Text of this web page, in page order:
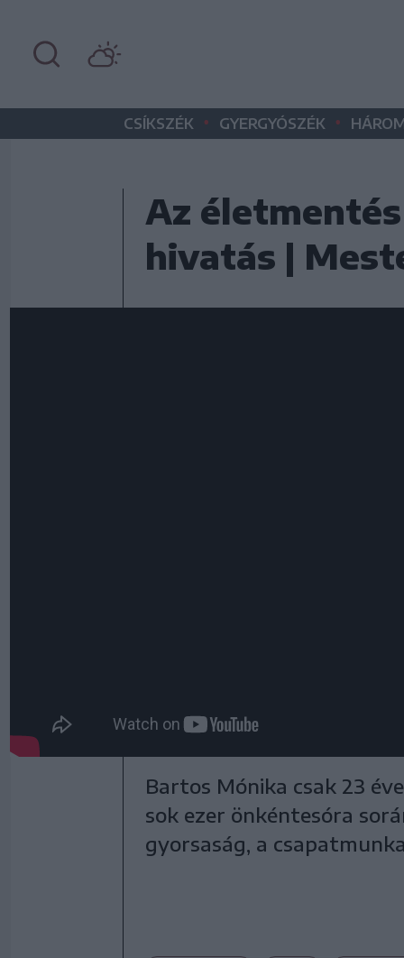
CSÍKSZÉK • GYERGYÓSZÉK •
Az
hivatás |
Bartos Mónika csak 23
sok ezer önkéntesóra
gyorsaság, a